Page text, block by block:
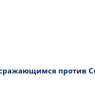
против